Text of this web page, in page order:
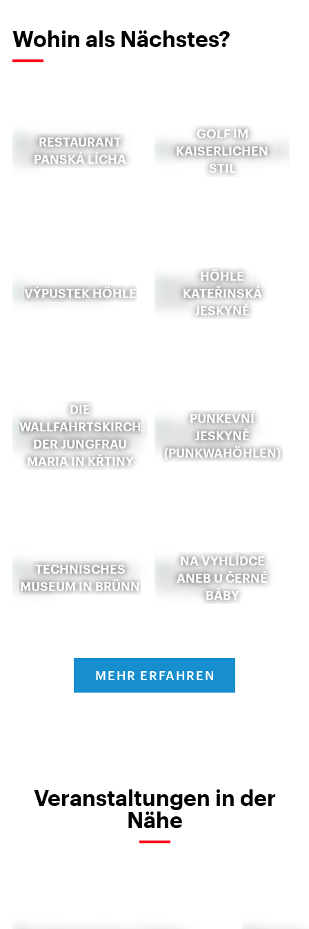
Wohin als Nächstes?
RESTAURANT
PANSKÁ LÍCHA
GOLF IM
KAISERLICHEN
STIL
VÝPUSTEK HÖHLE
HÖHLE
KATEŘINSKÁ
JESKYNĚ
DIE
WALLFAHRTSKIRCHE
DER JUNGFRAU
MARIA IN KŘTINY
PUNKEVNÍ
JESKYNĚ
(PUNKWAHÖHLEN)
TECHNISCHES
MUSEUM IN BRÜNN
NA VYHLÍDCE
ANEB U ČERNÉ
BÁBY
MEHR ERFAHREN
Veranstaltungen in der
Nähe